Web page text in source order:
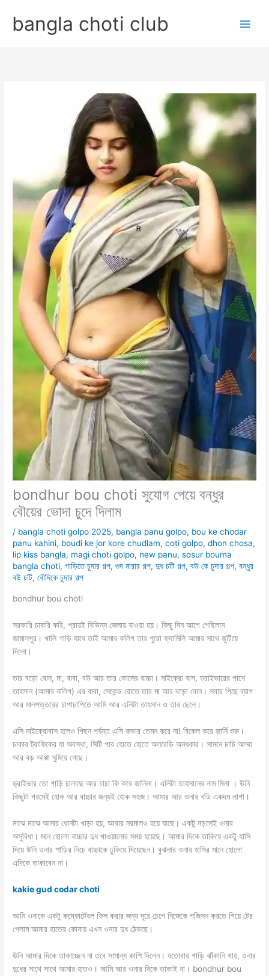
contentbangla choti club
bondhur bou choti সুযোগ পেয়ে বন্ধুর
বৌয়ের ভোদা চুদে দিলাম
/ bangla choti golpo 2025, bangla panu golpo, bou ke chodar
panu kahini, boudi ke jor kore chudlam,coti golpo,dhon chosa,
lip kiss bangla, magi choti golpo, new panu,sosur bouma
bangla choti,গাড়িতে চুদার গল্প,গুদ মারার গল্প,দুধ চটি গল্প,বউ কে চুদার গল্প,বন্ধুর
বউ চটি,বৌদিকে চুদার গল্প
bondhur bou choti
সরকারি চাকরি করি, প্রায়ই বিভিন্ন জেলায় যাওয়া হয়। কিছু দিন আগে গেছিলাম
জামালপুর। খালি গাড়ি যাবে তাই আমার কলিগ তার পুরো ফ্যামিলি আমার সাথে জুটিয়ে
দিলো।
তার বড়ো বোন, মা, বাবা, বউ আর তার কোলের বাচ্চা। মাইক্রো বাস, ড্রাইভারের পাশে
তাহসান (আমার কলিগ) এর বাবা, সেকেন্ড রোতে তার মা আর বড়ো বোন। সবার পিছে ব্যাগ
আর মালপত্তরের চাপাচাপিতে আমি আর এলিটা তাহসান ও তার ছেলে।
এসি মাইক্রোবাস হলেও পিছন পর্যন্ত এসি কভার তেমন করে না! বিকেল করে জ়ার্নি শুরু।
ঢাকার ট্রাফিকের যা অবস্থা, সিটি পার হোতে হোতে অলরেডি অন্ধকার। সামনে চাচি আম্মা
আর বড় আপ্পা ঘুমিয়ে গেছে।
ড্রাইভার তো গাড়ি চালাছে আর চাচা কি করে জানিনা। এলিটা তাহসানের নাম মিলা । উনি
কিছুটা গরমেই হোক আর বাচ্চার জন্যই হোক সহজ। আমার আর ওনার বডি একদম লাগা।
মাঝে মাঝে আমার ধোনটা খাড়া হয়, আবার নরমালও হয়ে যাছে। একটু নড়লেই ওনার
অসুবিধা। মনে হোলো বাচ্চার দুধ খাওয়ানোর সময় হয়েছে। আমার দিকে তাকিয়ে একটু হাসি
দিয়ে উনি ওনার শাড়ির নিচে বাচ্চাকে ঢুকিয়ে দিয়েছেন। বুঝলার ওনার হাসির মানে হোলো
এদিকে তাকাবেন না।
kakie gud codar choti
আমি ওনাকে একটু কম্ফোর্টেবল ফিল করার জন্য দূরে চেপে নিজেকে পজিসন করতে গিয়ে টের
পেলাম আমার হাতের কোনায় এখন ওনার দুধ ঠেকছে।
উনি আমার দিকে তাকাচ্ছেন না তবে সামান্য কাশি দিলেন। যতোবার গাড়ি ঝাঁকানি খায়, ওনার
দুধের সাথে সাথে আমার হাতও। আমি আর ওনার দিকে তাকাই না। bondhur bou